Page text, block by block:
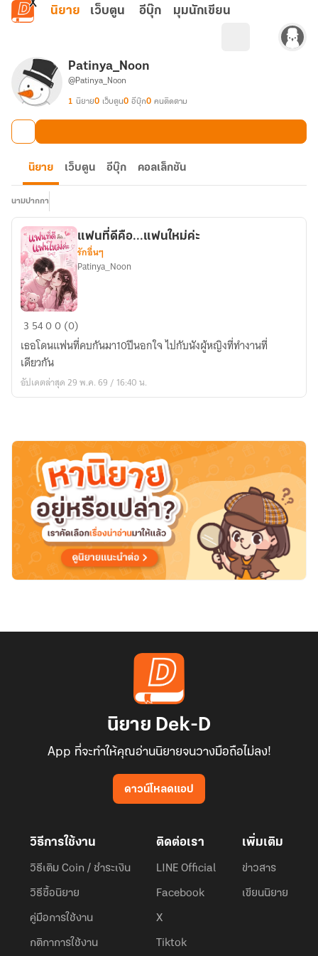
ข้ามไปยังเนื้อหาหลัก
นิยาย เว็บตูน อีบุ๊ก มุมนักเขียน
Patinya_Noon
@Patinya_Noon
1 นิยาย0 เว็บตูน0 อีบุ๊ก0 คนติดตาม
นิยาย เว็บตูน อีบุ๊ก คอลเล็กชัน
นามปากกา
แฟน
ดี
คือ...แฟน
ใหม่
แฟนที่ดีคือ...แฟนใหม่ค่ะ
รักอื่นๆ
Patinya_Noon
3 5400 (0)
เธอโดนแฟนที่คบกันมา10ปีนอกใจ ไปกับนังผู้หญิงที่ทำงานที่
เดียวกัน
อัปเดตล่าสุด 29 พ.ค. 69 / 16:40 น.
นิยาย Dek-D
App ที่จะทำให้คุณอ่านนิยายจนวางมือถือไม่ลง!
ดาวน์โหลดแอป
วิธีการใช้งาน
วิธีเติม Coin / ชำระเงิน
วิธีซื้อนิยาย
คู่มือการใช้งาน
กติกาการใช้งาน
ติดต่อเรา
LINE Official
Facebook
X
Tiktok
เพิ่มเติม
ข่าวสาร
เขียนนิยาย